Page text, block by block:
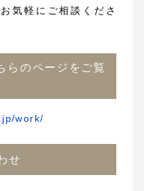
気軽にご相談くださ
らのページをご覧
work/
せ